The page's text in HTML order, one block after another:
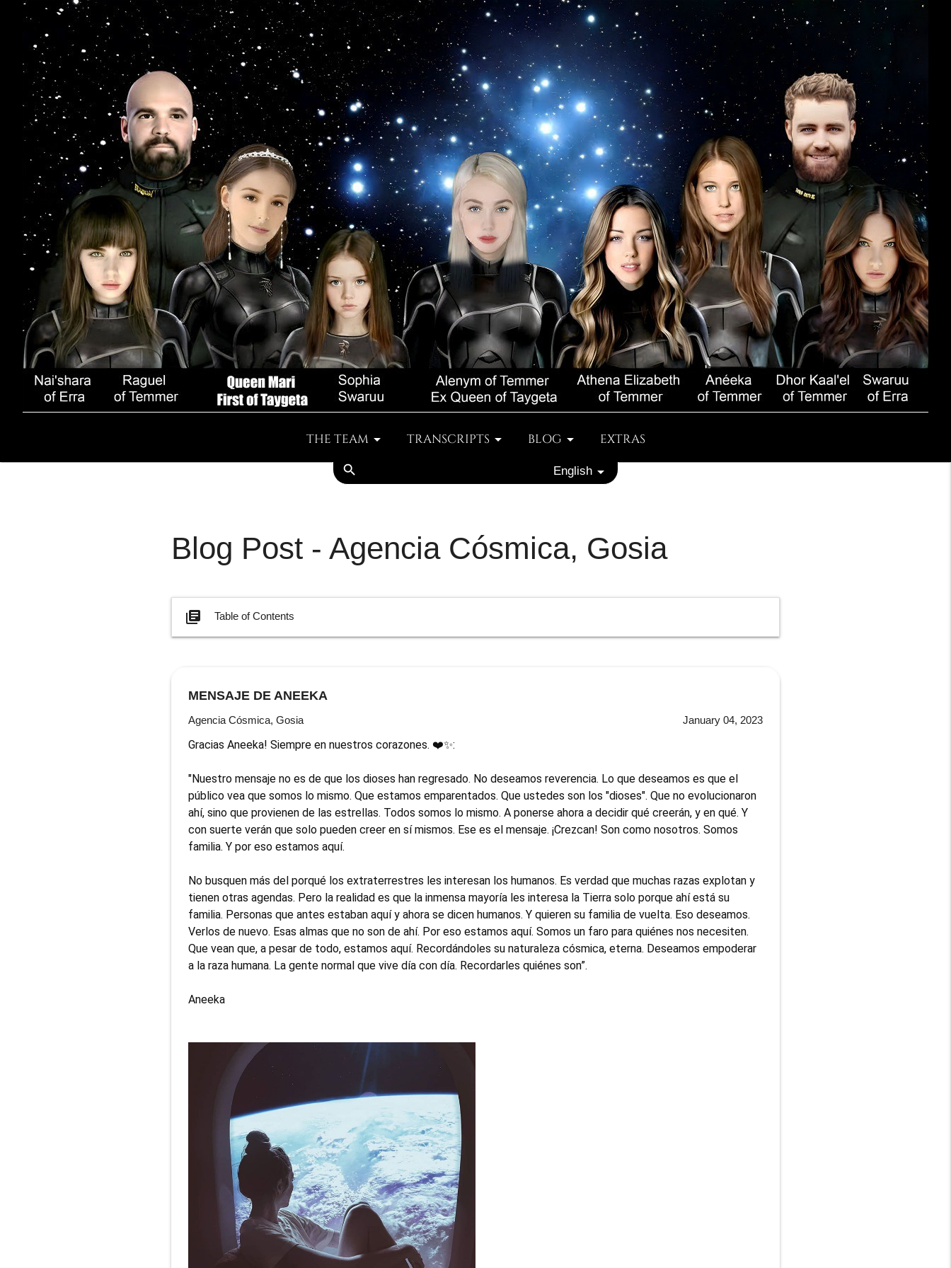
THE TEAM TRANSCRIPTS BLOG
EXTRAS
search
English
Blog Post - Agencia Cósmica, Gosia
library_books Table of Contents
MENSAJE DE ANEEKA
Agencia Cósmica, Gosia January 04, 2023
Gracias Aneeka! Siempre en nuestros corazones. ❤️✨:
"Nuestro mensaje no es de que los dioses han regresado. No deseamos reverencia. Lo que deseamos es que el
público vea que somos lo mismo. Que estamos emparentados. Que ustedes son los "dioses". Que no evolucionaron
ahí, sino que provienen de las estrellas. Todos somos lo mismo. A ponerse ahora a decidir qué creerán, y en qué. Y
con suerte verán que solo pueden creer en sí mismos. Ese es el mensaje. ¡Crezcan! Son como nosotros. Somos
familia. Y por eso estamos aquí.
No busquen más del porqué los extraterrestres les interesan los humanos. Es verdad que muchas razas explotan y
tienen otras agendas. Pero la realidad es que la inmensa mayoría les interesa la Tierra solo porque ahí está su
familia. Personas que antes estaban aquí y ahora se dicen humanos. Y quieren su familia de vuelta. Eso deseamos.
Verlos de nuevo. Esas almas que no son de ahí. Por eso estamos aquí. Somos un faro para quiénes nos necesiten.
Que vean que, a pesar de todo, estamos aquí. Recordándoles su naturaleza cósmica, eterna. Deseamos empoderar
a la raza humana. La gente normal que vive día con día. Recordarles quiénes son”.
Aneeka